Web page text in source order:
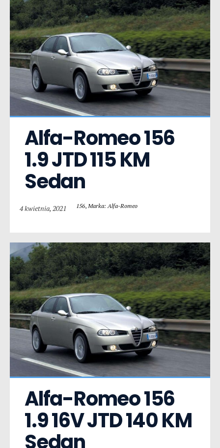
Alfa-Romeo 156
1.9 JTD 115 KM
Sedan
4 kwietnia, 2021 156, Marka: Alfa-Romeo
Alfa-Romeo 156
1.9 16V JTD 140 KM
Sedan